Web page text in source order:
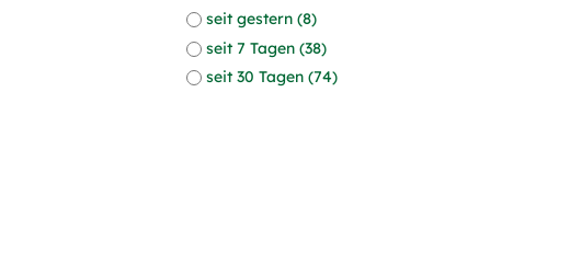
seit gestern (8)
seit 7 Tagen (38)
seit 30 Tagen (74)